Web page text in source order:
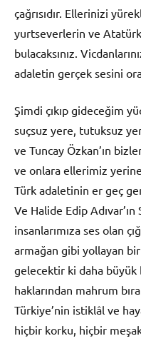
çağrısıdır. Ellerinizi
yurtseverlerin ve
bulacaksınız.
adaletin gerçek sesini
Şimdi çıkıp gideceğim
suçsuz yere, tutuksuz
ve Tuncay Özkan’ın
ve onlara ellerimiz
Türk adaletinin er geç
Ve Halide Edip
insanlarımıza ses olan
armağan gibi yollayan
gelecektir ki daha
haklarından mahrum
Türkiye’nin istiklâl ve
hiçbir korku, hiçbir